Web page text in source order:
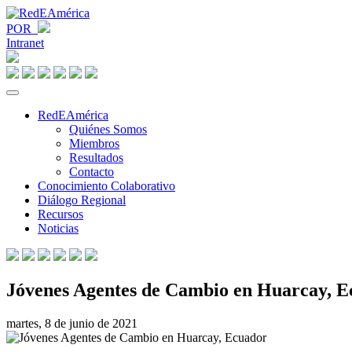
POR
Intranet
RedEAmérica
Quiénes Somos
Miembros
Resultados
Contacto
Conocimiento Colaborativo
Diálogo Regional
Recursos
Noticias
Jóvenes Agentes de Cambio en Huarcay,
martes, 8 de junio de 2021